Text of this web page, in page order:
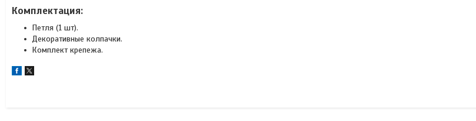
Комплектация:
Петля (1 шт).
Декоративные колпачки.
Комплект крепежа.